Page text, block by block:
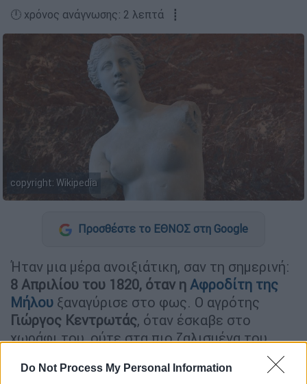
Do Not Process My Personal Information
🕛 χρόνος ανάγνωσης: 2 λεπτά ┋
copyright: Wikipedia
Προσθέστε το ΕΘΝΟΣ στη Google
Ήταν μια μέρα ανοιξιάτικη, σαν τη σημερινή:
8 Απριλίου του 1820, όταν η Αφροδίτη της
Μήλου ξαναγύρισε στο φως. Ο αγρότης
Γιώργος Κεντρωτάς, όταν έσκαβε στο
χωράφι του, ούτε στα πιο ζαλισμένα του
όνειρα δεν θα ‘χε δει αυτό που ξεπρόβαλε
και που θα έμελλε να στολίζει μέχρι σήμερα